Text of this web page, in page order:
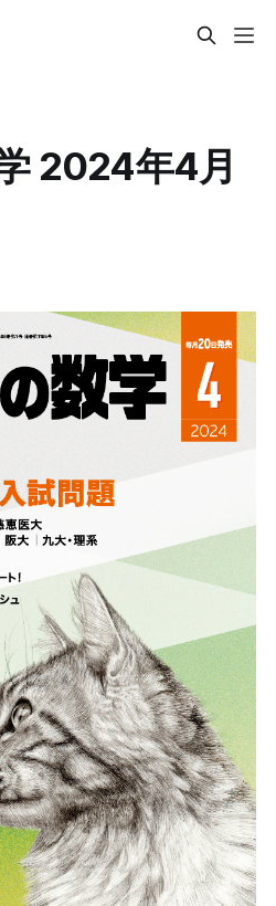
2024年4月